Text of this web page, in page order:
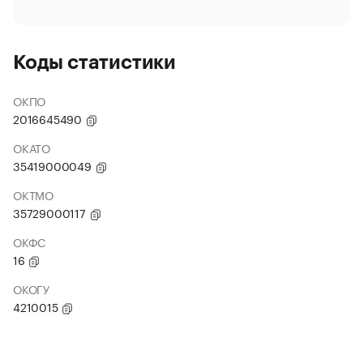
Коды статистики
ОКПО
2016645490
ОКАТО
35419000049
ОКТМО
35729000117
ОКФС
16
ОКОГУ
4210015